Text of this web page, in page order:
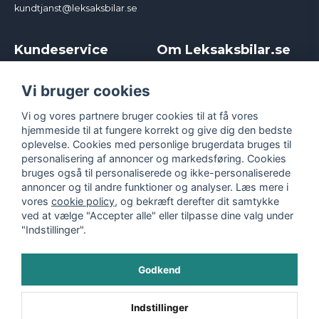
kundtjanst@leksaksbilar.se
Kundeservice
Kampagner og rabatter
Reklamation
Policy chase cars
Returnera
Logga in
Om Leksaksbilar.se
Handelsbetingelser
Persondatapolitik
Cookies
Vi bruger cookies
Vi og vores partnere bruger cookies til at få vores
hjemmeside til at fungere korrekt og give dig den bedste
oplevelse. Cookies med personlige brugerdata bruges til
personalisering af annoncer og markedsføring. Cookies
bruges også til personaliserede og ikke-personaliserede
annoncer og til andre funktioner og analyser. Læs mere i
vores cookie policy, og bekræft derefter dit samtykke
ved at vælge "Accepter alle" eller tilpasse dine valg under
"Indstillinger".
Godkend
Indstillinger